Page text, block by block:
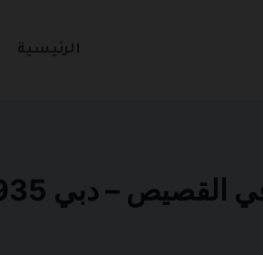
الرئيسية
– دبي 0501270935